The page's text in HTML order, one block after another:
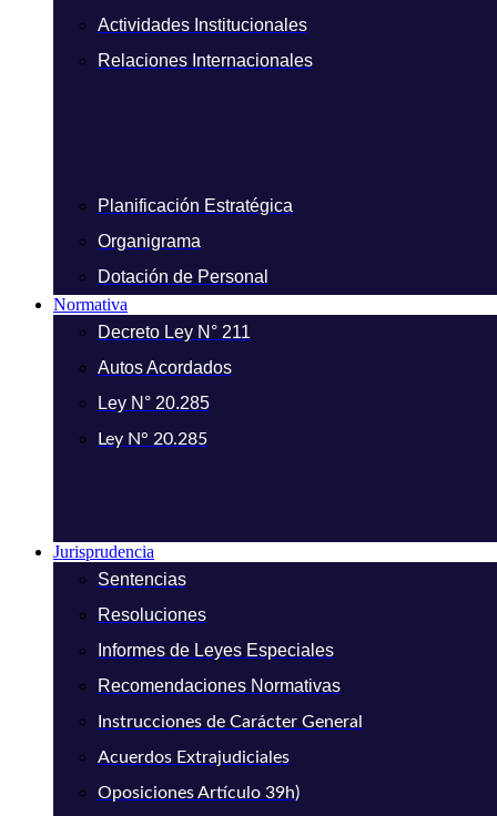
Actividades Institucionales
Relaciones Internacionales
Planificación Estratégica
Organigrama
Dotación de Personal
Normativa
Decreto Ley N° 211
Autos Acordados
Ley N° 20.285
Ley N° 20.285
Jurisprudencia
Sentencias
Resoluciones
Informes de Leyes Especiales
Recomendaciones Normativas
Instrucciones de Carácter General
Acuerdos Extrajudiciales
Oposiciones Artículo 39h)